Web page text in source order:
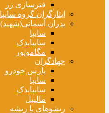
فنرسازی زر
ایثارگران گروه سایپا
پدران آسمانی(شهید)
سایپا
سایپایدک
مگاموتور
جهادگران
پارس خودرو
سایپا
سایپایدک
مالیبل
ریشوهای با ریشه